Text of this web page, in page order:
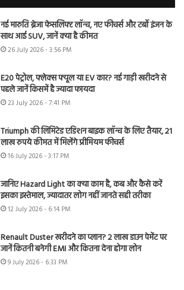
नई मारुति ब्रेजा फेसलिफ्ट लॉन्च, नए फीचर्स और टर्बो इंजन के
साथ आई SUV, जानें क्या है कीमत
26 July 2026 - 3:56 PM
E20 पेट्रोल, फ्लेक्स फ्यूल या EV कार? नई गाड़ी खरीदने से
पहले जानें किसमें है ज्यादा फायदा
23 July 2026 - 7:41 PM
Triumph की लिमिटेड एडिशन बाइक लॉन्च के लिए तैयार, 21
लाख रुपये कीमत में मिलेंगे प्रीमियम फीचर्स
16 July 2026 - 3:17 PM
जानिए Hazard Light का क्या काम है, कब और कैसे करें
इसका इस्तेमाल, ज्यादातर लोग नहीं जानते सही तरीका
12 July 2026 - 6:14 PM
Renault Duster खरीदने का प्लान? 2 लाख डाउन पेमेंट पर
जानें कितनी बनेगी EMI और कितना देना होगा लोन
9 July 2026 - 6:33 PM